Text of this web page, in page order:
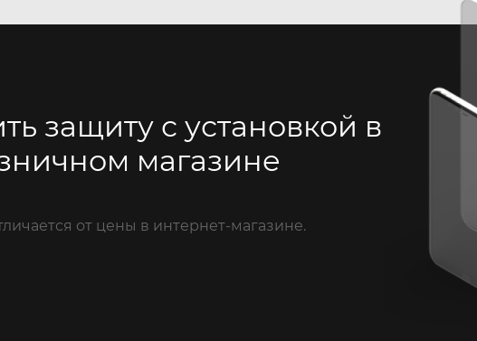
защиту с установкой в
магазине
от цены в интернет-магазине.